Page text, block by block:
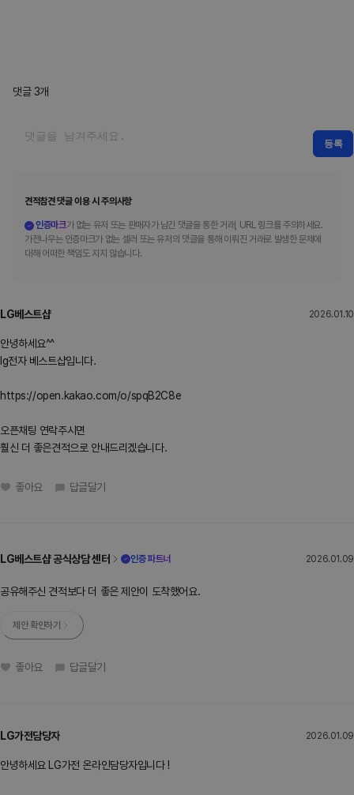
댓글3개
등록
견적참견 댓글 이용 시 주의사항
인증마크가 없는 유저 또는 판매자가 남긴 댓글을 통한 거래, URL 링크를 주의하세요.
가전나우는 인증마크가 없는 셀러 또는 유저의 댓글을 통해 이뤄진 거래로 발생한 문제에
대해 어떠한 책임도 지지 않습니다.
LG베스트샵 2026.01.10
안녕하세요^^
lg전자 베스트샵입니다.
https://open.kakao.com/o/spqB2C8e
오픈채팅 연락주시면
훨신 더 좋은견적으로 안내드리겠습니다.
좋아요 답글달기
LG베스트샵 공식상담 센터 인증 파트너 2026.01.09
공유해주신 견적보다 더 좋은 제안이 도착했어요.
제안 확인하기
좋아요 답글달기
LG가전담당자 2026.01.09
안녕하세요 LG가전 온라인담당자입니다 !